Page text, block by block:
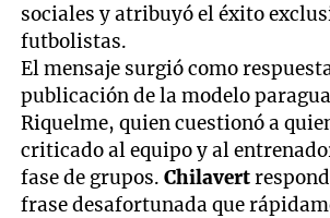
sociales y atribuyó el éxito
futbolistas.
El mensaje surgió como
publicación de la modelo
Riquelme, quien cuestionó a
criticado al equipo y al
fase de grupos.Chilavert
frase desafortunada que